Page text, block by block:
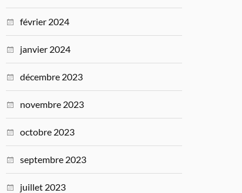
février 2024
janvier 2024
décembre 2023
novembre 2023
octobre 2023
septembre 2023
juillet 2023